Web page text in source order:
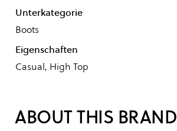
Unterkategorie
Boots
Eigenschaften
Casual, High Top
ABOUT THIS BRAND